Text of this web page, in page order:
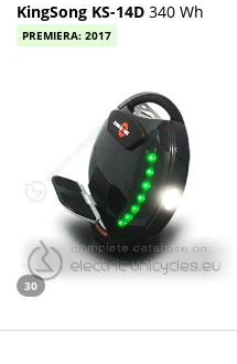
KingSong KS-14D 340 Wh
PREMIERA: 2017
30